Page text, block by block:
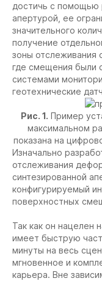
достичь с помощью
апертурой, ее
значительного
получение
зоны отслеживания
где смещения были
системами
геотехнические
Рис. 1. Пример
максимальном
показана на
Изначально
отслеживания
синтезированной
конфигурируемый
поверхностных
Так как он нацелен
имеет быструю
минуты на весь
мгновенное и
карьера. Вне